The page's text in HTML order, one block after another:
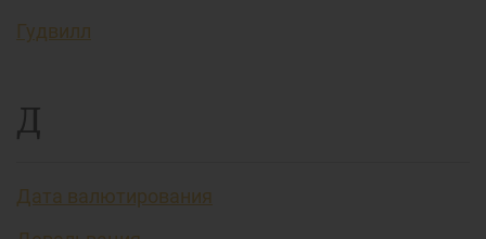
Гудвилл
Д
Дата валютирования